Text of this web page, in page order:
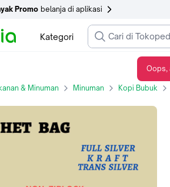
Promo belanja di aplikasi
Kategori
& Minuman Minuman Kopi Bubuk
Oops,